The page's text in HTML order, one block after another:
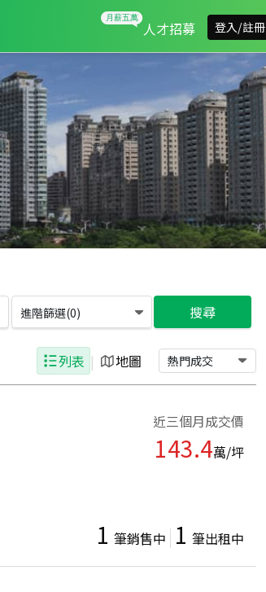
人才招募 登入/註冊
進階篩選(0) 搜尋
列表 | 地圖 熱門成交
近三個月成交價
143.4萬/坪
1 筆銷售中 1 筆出租中